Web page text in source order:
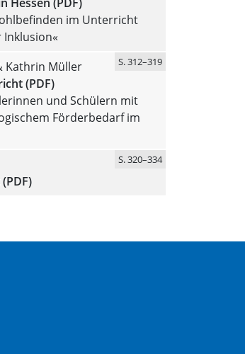
im Unterricht
Kathrin Müller
S. 312–319
(PDF)
und Schülern mit
Förderbedarf im
S. 320–334